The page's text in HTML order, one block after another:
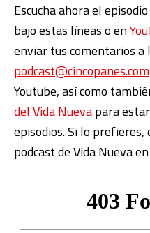
Escucha ahora el
bajo estas líneas o en
enviar tus comentarios a
podcast@cincopanes.com
Youtube, así como
del Vida Nuevapara
episodios. Si lo prefieres,
podcast de Vida Nueva en